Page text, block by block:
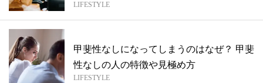
介
LIFESTYLE
甲斐性なしになってしまうのはなぜ？ 甲斐
性なしの人の特徴や見極め方
LIFESTYLE